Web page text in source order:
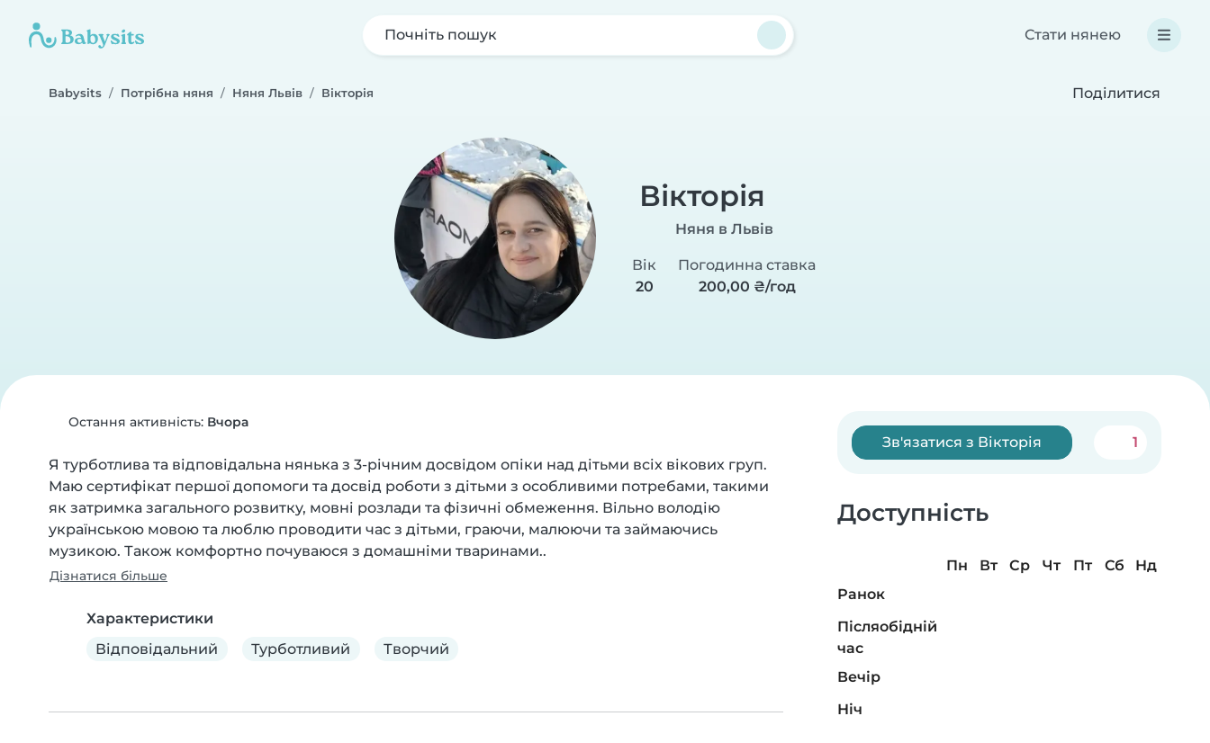
Почніть пошук Стати нянею
Babysits Потрібна няня Няня Львів Вікторія Поділитися
Вікторія
Няня в Львів
Вік
20
Погодинна ставка
200,00 ₴/год
Остання активність: Вчора
Я турботлива та відповідальна нянька з 3-річним досвідом опіки над дітьми всіх вікових груп.
Маю сертифікат першої допомоги та досвід роботи з дітьми з особливими потребами, такими
як затримка загального розвитку, мовні розлади та фізичні обмеження. Вільно володію
українською мовою та люблю проводити час з дітьми, граючи, малюючи та займаючись
музикою. Також комфортно почуваюся з домашніми тваринами..
Дізнатися більше
Характеристики
Відповідальний
Турботливий Творчий
Зв'язатися з Вікторія 1
Доступність
Пн Вт Ср Чт Пт Сб
Нд
Ранок
Післяобідній
час
Вечір
Ніч